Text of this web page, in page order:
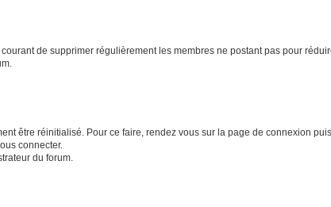
de supprimer régulièrement les membres ne postant pas pour
être réinitialisé. Pour ce faire, rendez vous sur la page de connexion
connecter.
du forum.